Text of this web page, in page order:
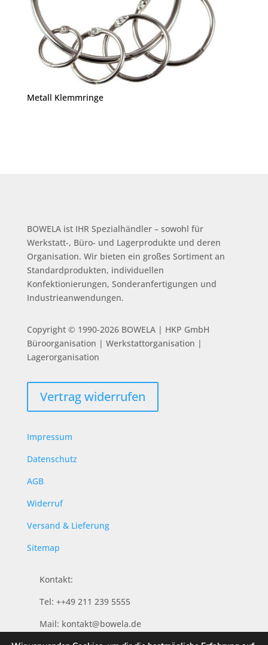
Metall Klemmringe
BOWELA ist IHR Spezialhändler – sowohl für
Werkstatt-, Büro- und Lagerprodukte und deren
Organisation. Wir bieten ein großes Sortiment an
Standardprodukten, individuellen
Konfektionierungen, Sonderanfertigungen und
Industrieanwendungen.
Copyright © 1990-2026 BOWELA | HKP GmbH
Büroorganisation | Werkstattorganisation |
Lagerorganisation
Vertrag widerrufen
Impressum
Datenschutz
AGB
Widerruf
Versand & Lieferung
Sitemap
Kontakt:
Tel: ++49 211 239 5555
Mail: kontakt@bowela.de